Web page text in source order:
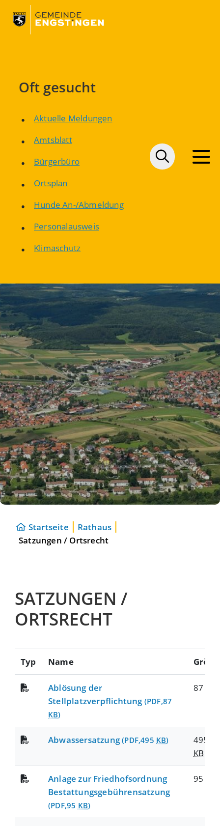
Oft gesucht
Aktuelle Meldungen
Amtsblatt
Bürgerbüro
Ortsplan
Hunde An-/Abmeldung
Personalausweis
Klimaschutz
Startseite
Rathaus
Satzungen / Ortsrecht
SATZUNGEN /
ORTSRECHT
Typ Name Größe
Ablösung der
Stellplatzverpflichtung (PDF,87
KB)
87
Abwassersatzung(PDF,495 KB)
495
KB
Anlage zur Friedhofsordnung
Bestattungsgebührensatzung
(PDF,95 KB)
95